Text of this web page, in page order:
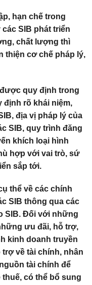
hạn chế trong
SIB phát triển
chất lượng thì
thiện cơ chế pháp lý,
quy định trong
định rõ khái niệm,
địa vị pháp lý của
SIB, quy trình đăng
khích loại hình
hợp với vai trò, sứ
sắp tới.
thể về các chính
SIB thông qua các
SIB. Đối với những
ưu đãi, hỗ trợ,
kinh doanh truyền
về tài chính, nhân
tài chính để
có thể bổ sung